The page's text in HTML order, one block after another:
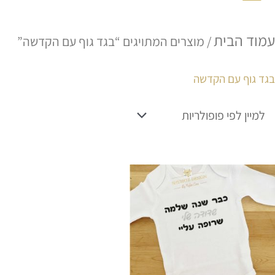
עמוד הבית/ מוצרים המתויגים “בגד גוף עם הקדשה”
בגד גוף עם הקדשה
למוצר
יש
מספר